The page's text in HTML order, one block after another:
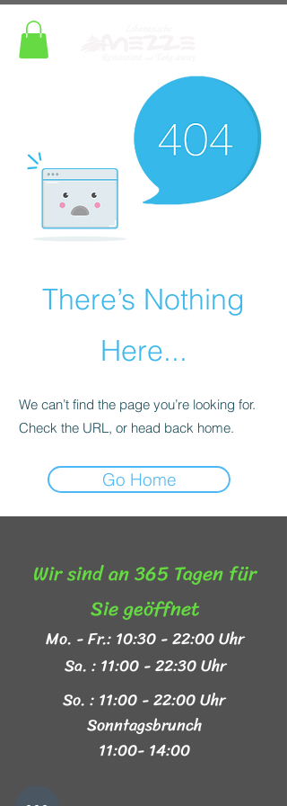
There’s Nothing
Here...
We can’t find the page you’re looking for.
Check the URL, or head back home.
Go Home
Wir sind an 365 Tagen für
Sie geöffnet​
Mo. - Fr.: 10:30 - 22:00 Uhr
Sa. : 11:00 - 22:30 Uhr
So. : 11:00 - 22:00 Uhr
Sonntagsbrunch
11:00- 14:00